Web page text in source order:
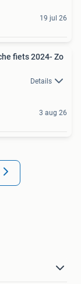
19 jul 26
2024- Zo
Details
3 aug 26